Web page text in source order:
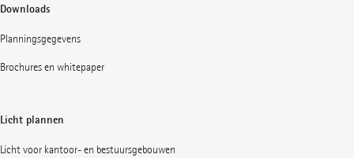
Downloads
Planningsgegevens
Brochures en whitepaper
Licht plannen
Licht voor kantoor- en bestuursgebouwen